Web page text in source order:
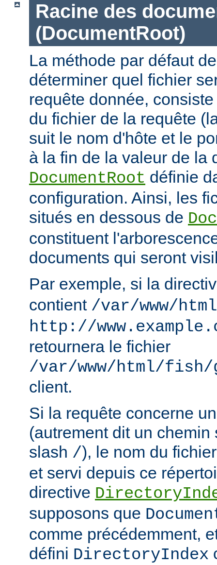
Racine des
(DocumentRoot)
La méthode par défaut
déterminer quel fichier
requête donnée,
du fichier de la requête
suit le nom d'hôte et le
à la fin de la valeur de la
DocumentRoot définie
configuration. Ainsi, les
situés en dessous de
constituent
documents qui seront
Par exemple, si la
contient /var/www/html
http://
retournera le fichier
/var/www/html/fish/
client.
Si la requête concerne
(autrement dit un
slash /), le nom du
et servi depuis ce
directive
supposons que
comme précédemment,
défini DirectoryIndex